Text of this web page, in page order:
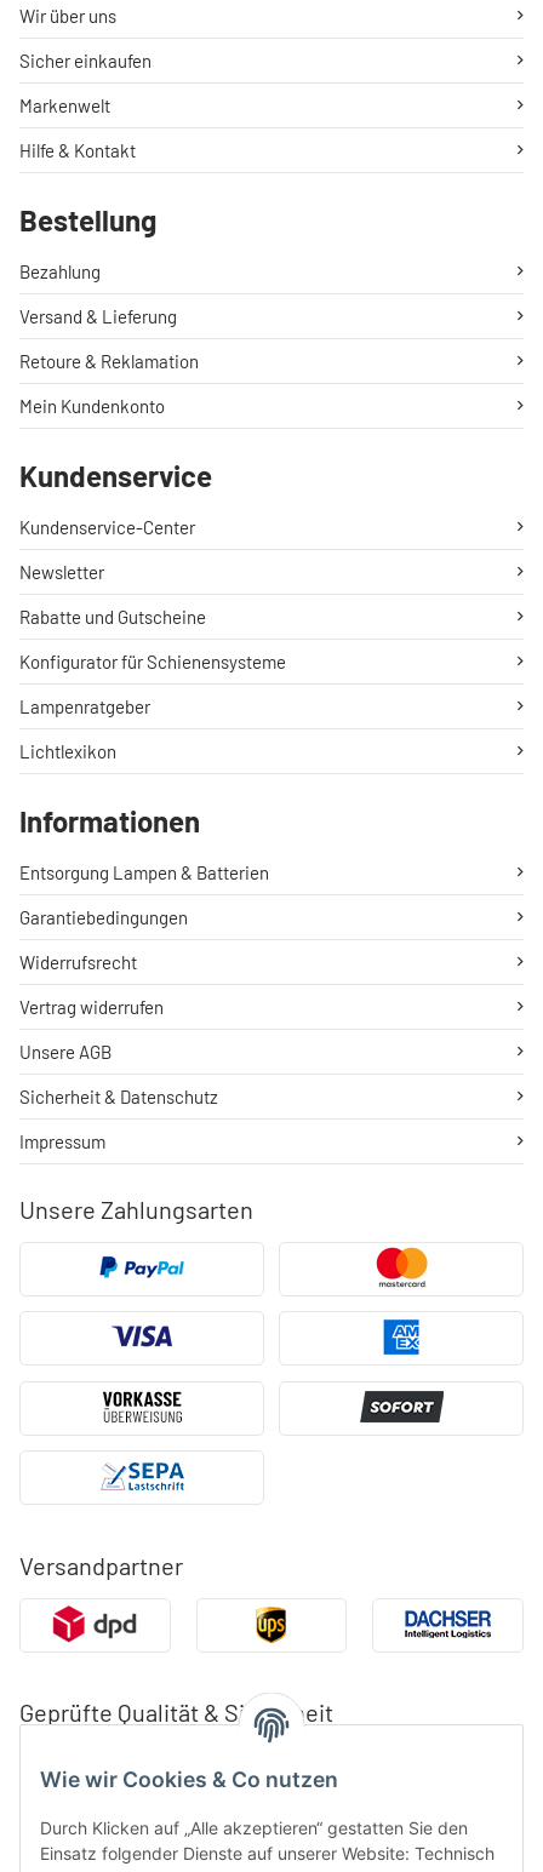
Wie wir Cookies & Co nutzen
Durch Klicken auf „Alle akzeptieren“ gestatten Sie den
Einsatz folgender Dienste auf unserer Website: Technisch
Unsere Zahlungsarten
Versandpartner
Geprüfte Qualität & Sicherheit
Wir über uns
Sicher einkaufen
Markenwelt
Hilfe & Kontakt
Bestellung
Bezahlung
Versand & Lieferung
Retoure & Reklamation
Mein Kundenkonto
Kundenservice
Kundenservice-Center
Newsletter
Rabatte und Gutscheine
Konfigurator für Schienensysteme
Lampenratgeber
Lichtlexikon
Informationen
Entsorgung Lampen & Batterien
Garantiebedingungen
Widerrufsrecht
Vertrag widerrufen
Unsere AGB
Sicherheit & Datenschutz
Impressum